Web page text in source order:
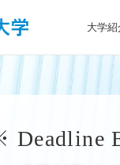
大学紹
Deadline